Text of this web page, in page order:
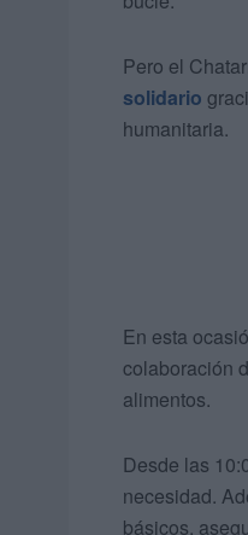
Pero el
solidario
humanitaria.
En esta
colaboración
alimentos.
Desde las
necesidad.
básicos,